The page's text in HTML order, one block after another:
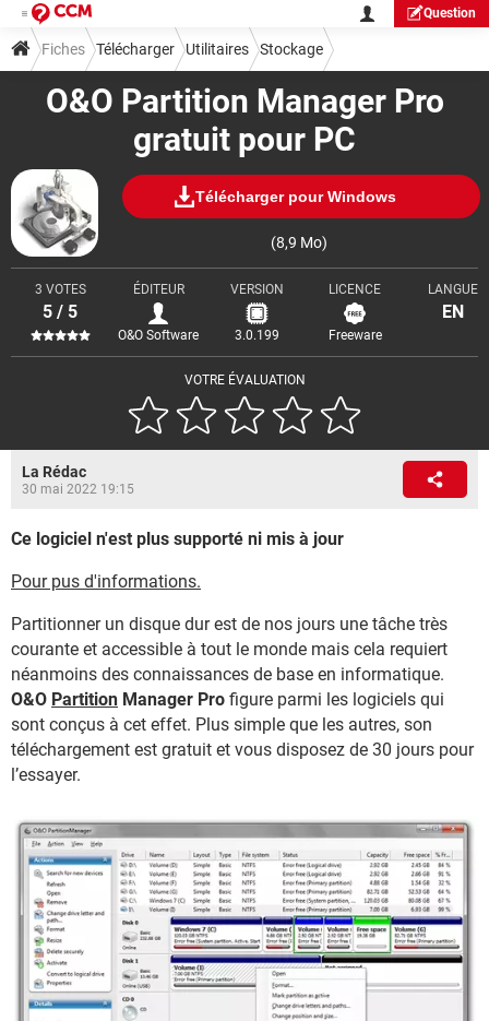
Question
O&O Partition Manager Pro
gratuit pour PC
Télécharger pour Windows
(8,9 Mo)
VOTRE ÉVALUATION
3 VOTES
5 / 5
ÉDITEUR
O&O Software
VERSION
3.0.199
LICENCE
Freeware
LANGUE
EN
Fiches Télécharger Utilitaires Stockage
La Rédac
30 mai 2022 19:15
Ce logiciel n'est plus supporté ni mis à jour
Pour pus d'informations.
Partitionner un disque dur est de nos jours une tâche très
courante et accessible à tout le monde mais cela requiert
néanmoins des connaissances de base en informatique.
O&O Partition Manager Pro figure parmi les logiciels qui
sont conçus à cet effet. Plus simple que les autres, son
téléchargement est gratuit et vous disposez de 30 jours pour
l’essayer.